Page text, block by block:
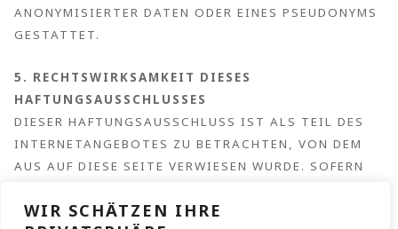
WIR SCHÄTZEN IHRE
ANONYMISIERTER DATEN ODER EINES PSEUDONYMS
GESTATTET.
5. RECHTSWIRKSAMKEIT DIESES
HAFTUNGSAUSSCHLUSSES
DIESER HAFTUNGSAUSSCHLUSS IST ALS TEIL DES
INTERNETANGEBOTES ZU BETRACHTEN, VON DEM
AUS AUF DIESE SEITE VERWIESEN WURDE. SOFERN
TEXTES DER GELTENDEN RECHTSLAGE NICHT,